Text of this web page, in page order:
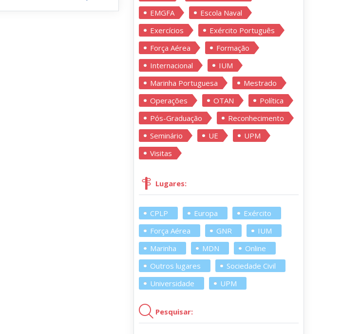
EMGFA
Escola Naval
Exercícios
Exército Português
Força Aérea
Formação
Internacional
IUM
Marinha Portuguesa
Mestrado
Operações
OTAN
Política
Pós-Graduação
Reconhecimento
Seminário
UE
UPM
Visitas
Lugares:
CPLP Europa
Exército
Força Aérea
GNR
IUM
Marinha
MDN
Online
Outros lugares
Sociedade Civil
Universidade
UPM
Pesquisar: